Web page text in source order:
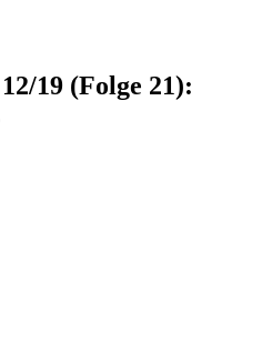
19 (Folge 21):